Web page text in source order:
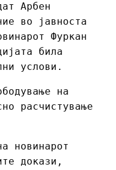
Арбен
во јавноста
Фуркан
била
услови.
на
расчистување
новинарот
докази,